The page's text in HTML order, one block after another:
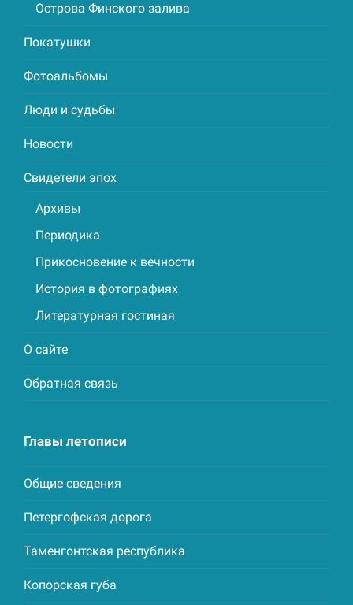
Острова Финского залива
Покатушки
Фотоальбомы
Люди и судьбы
Новости
Свидетели эпох
Архивы
Периодика
Прикосновение к вечности
История в фотографиях
Литературная гостиная
О сайте
Обратная связь
Главы летописи
Общие сведения
Петергофская дорога
Таменгонтская республика
Копорская губа